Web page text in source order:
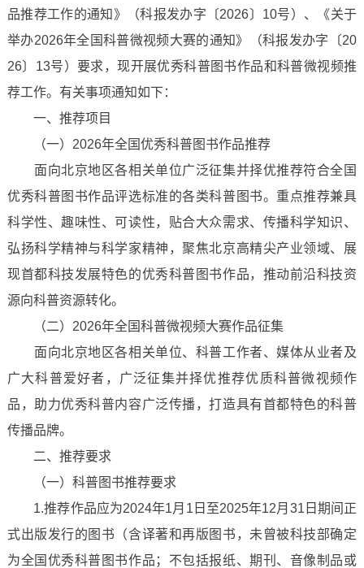
品推荐工作的通知》（科报发办字〔2026〕10号）、《关于
举办2026年全国科普微视频大赛的通知》（科报发办字〔20
26〕13号）要求，现开展优秀科普图书作品和科普微视频推
荐工作。有关事项通知如下：
一、推荐项目
（一）2026年全国优秀科普图书作品推荐
面向北京地区各相关单位广泛征集并择优推荐符合全国
优秀科普图书作品评选标准的各类科普图书。重点推荐兼具
科学性、趣味性、可读性，贴合大众需求、传播科学知识、
弘扬科学精神与科学家精神，聚焦北京高精尖产业领域、展
现首都科技发展特色的优秀科普图书作品，推动前沿科技资
源向科普资源转化。
（二）2026年全国科普微视频大赛作品征集
面向北京地区各相关单位、科普工作者、媒体从业者及
广大科普爱好者，广泛征集并择优推荐优质科普微视频作
品，助力优秀科普内容广泛传播，打造具有首都特色的科普
传播品牌。
二、推荐要求
（一）科普图书推荐要求
1.推荐作品应为2024年1月1日至2025年12月31日期间正
式出版发行的图书（含译著和再版图书，未曾被科技部确定
为全国优秀科普图书作品；不包括报纸、期刊、音像制品或